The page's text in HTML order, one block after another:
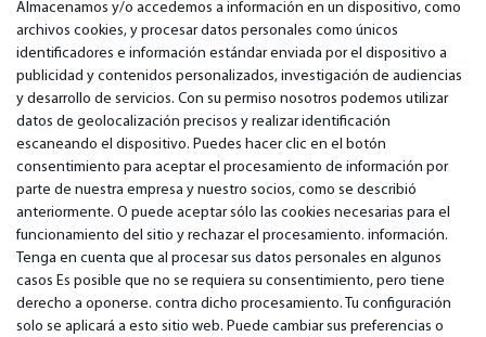
Almacenamos y/o accedemos a información en un dispositivo, como
archivos cookies, y procesar datos personales como únicos
identificadores e información estándar enviada por el dispositivo a
publicidad y contenidos personalizados, investigación de audiencias
y desarrollo de servicios. Con su permiso nosotros podemos utilizar
datos de geolocalización precisos y realizar identificación
escaneando el dispositivo. Puedes hacer clic en el botón
consentimiento para aceptar el procesamiento de información por
parte de nuestra empresa y nuestro socios, como se describió
anteriormente. O puede aceptar sólo las cookies necesarias para el
funcionamiento del sitio y rechazar el procesamiento. información.
Tenga en cuenta que al procesar sus datos personales en algunos
casos Es posible que no se requiera su consentimiento, pero tiene
derecho a oponerse. contra dicho procesamiento. Tu configuración
solo se aplicará a esto sitio web. Puede cambiar sus preferencias o
IMPORTANTE
Servicios de garantía
Términos de servicio
Política de privacidad
Contactos
Contrato a distancia
CONTACTOS
Teléfono. +349 36940118
email: info@bm.lv
WhatsApp +371 27725222
Latvia, Riga, Krasta 89, LV-1019
© 2026 All Rights Reserved.